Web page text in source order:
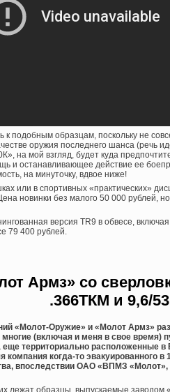
к подобным образцам, поскольку не
оружия последнего шанса (речь
на мой взгляд, будет куда
и останавливающее действие ее
на минуточку, вдвое ниже!
или в спортивных «практических»
новинки без малого 50 000 рублей,
версия TR9 в обвесе,
79 400 рублей.
Армз» со
.366ТКМ и 9,6/53
«Молот-Оружие» и «Молот Армз»
(включая и меня в свое время)
территориально расположенные в
когда-то эвакуированного в
впоследствии ОАО «ВПМЗ
лежат образцы, выпускаемые